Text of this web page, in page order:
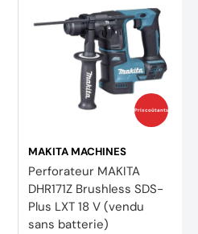
(2
Prix coûtants
MAKITA MACHINES
Perforateur MAKITA
DHR171Z Brushless SDS-
Plus LXT 18 V (vendu
sans batterie)